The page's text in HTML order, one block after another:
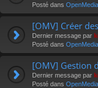
Posté dans
[OMV] Créer
Dernier message par
Posté dans
[OMV] Gestion
Dernier message par
Posté dans